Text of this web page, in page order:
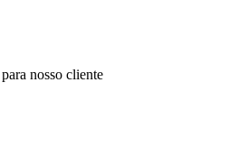
nosso cliente